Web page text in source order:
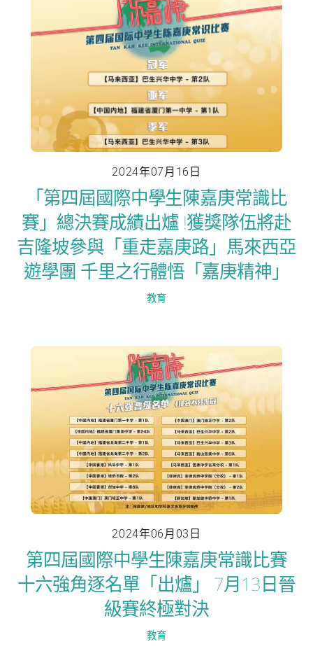
2024年07月16日
「第四屆國際中學生陳嘉庚常識比
賽」總決賽成績出爐 !獲獎隊伍將赴
吉隆坡參與「重走嘉庚路」馬來西亞
遊學團 千里之行體悟「嘉庚精神」
教育
2024年06月03日
第四屆國際中學生陳嘉庚常識比賽
十六強角逐名單「出爐」 7月13日晉
級賽終極對決
教育